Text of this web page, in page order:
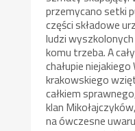
przemycano setki
części składowe
ludzi
komu trzeba. A
chałupie
krakowskiego
całkiem
klan
na ówczesne